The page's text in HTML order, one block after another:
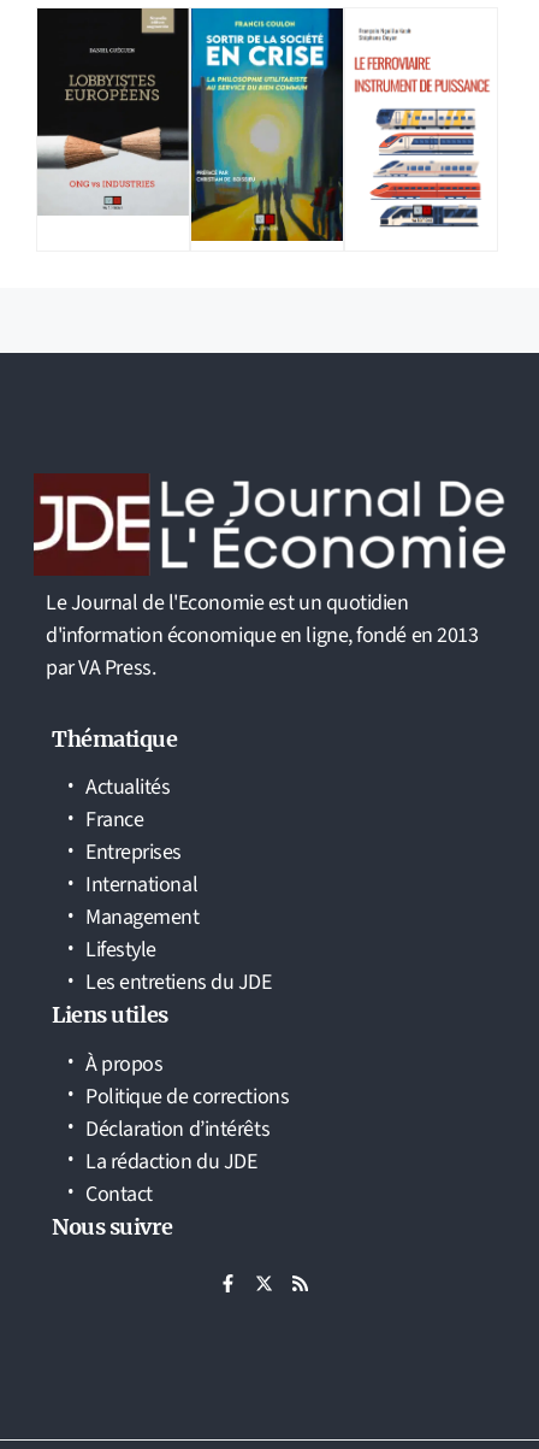
Le Journal de l'Economie est un quotidien
d'information économique en ligne, fondé en 2013
par VA Press.
Thématique
Actualités
France
Entreprises
International
Management
Lifestyle
Les entretiens du JDE
Liens utiles
À propos
Politique de corrections
Déclaration d’intérêts
La rédaction du JDE
Contact
Nous suivre